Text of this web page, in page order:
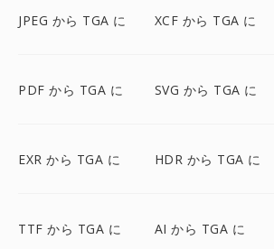
JPEG から TGA に XCF から TGA に
PDF から TGA に SVG から TGA に
EXR から TGA に HDR から TGA に
TTF から TGA に AI から TGA に